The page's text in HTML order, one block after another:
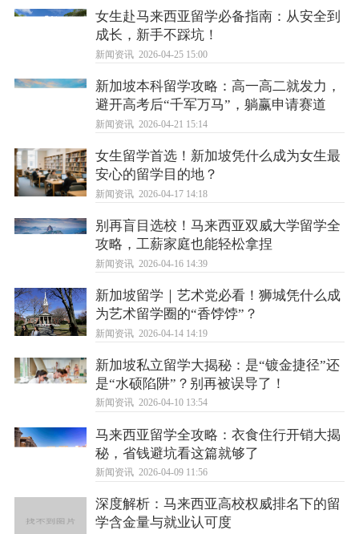
女生赴马来西亚留学必备指南：从安全到
成长，新手不踩坑！
新闻资讯 2026-04-25 15:00
新加坡本科留学攻略：高一高二就发力，
避开高考后“千军万马”，躺赢申请赛道
新闻资讯 2026-04-21 15:14
女生留学首选！新加坡凭什么成为女生最
安心的留学目的地？
新闻资讯 2026-04-17 14:18
别再盲目选校！马来西亚双威大学留学全
攻略，工薪家庭也能轻松拿捏
新闻资讯 2026-04-16 14:39
新加坡留学｜艺术党必看！狮城凭什么成
为艺术留学圈的“香饽饽”？
新闻资讯 2026-04-14 14:19
新加坡私立留学大揭秘：是“镀金捷径”还
是“水硕陷阱”？别再被误导了！
新闻资讯 2026-04-10 13:54
马来西亚留学全攻略：衣食住行开销大揭
秘，省钱避坑看这篇就够了
新闻资讯 2026-04-09 11:56
深度解析：马来西亚高校权威排名下的留
学含金量与就业认可度